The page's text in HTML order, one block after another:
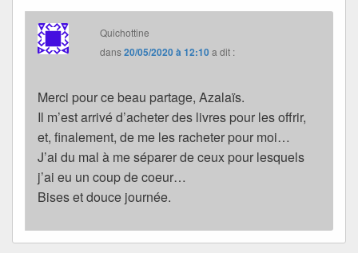
Quichottine
dans20/05/2020 à 12:10a dit :
Merci pour ce beau partage, Azalaïs.
Il m’est arrivé d’acheter des livres pour les offrir,
et, finalement, de me les racheter pour moi…
J’ai du mal à me séparer de ceux pour lesquels
j’ai eu un coup de coeur…
Bises et douce journée.